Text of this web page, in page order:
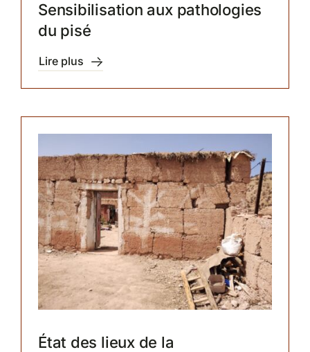
Sensibilisation aux pathologies
du pisé
Lire plus
État des lieux de la